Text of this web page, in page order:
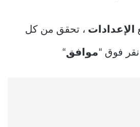
الإعدادات ، تحقق من كل
فوق “موافق“